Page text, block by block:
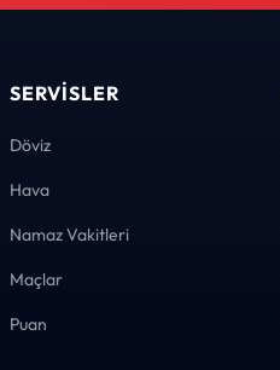
SERVISLER
Döviz
Hava
Namaz Vakitleri
Maçlar
Puan